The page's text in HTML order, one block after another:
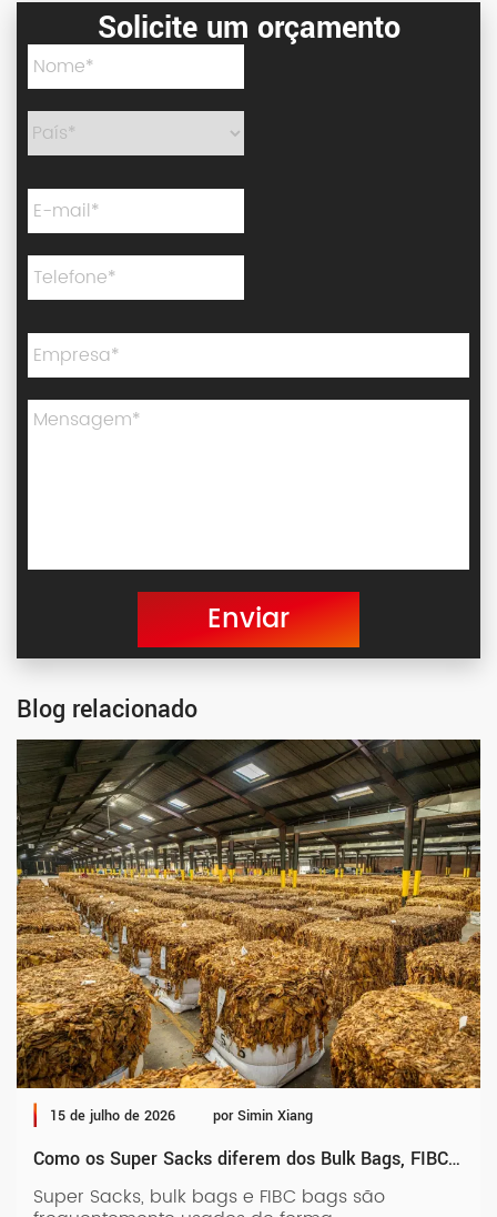
Solicite um orçamento
Enviar
Blog relacionado
15 de julho de 2026 por Simin Xiang
Como os Super Sacks diferem dos Bulk Bags, FIBC Bags e outros
Super Sacks, bulk bags e FIBC bags são